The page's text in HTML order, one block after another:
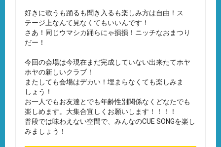
好きに歌うも踊るも聞き入るも楽しみ方は自由！ス
テージ上なんて見なくてもいいんです！
さあ！同じウマシカ踊らにゃ損損！ニッチなおまつり
だー！
今回の会場は今現在まだ完成していない出来たてホヤ
ホヤの新しいクラブ！
またしても会場はデカい！埋まらなくても楽しみま
しょう！
お一人でもお友達とでも年齢性別関係なくどなたでも
楽しめます。大集合宜しくお願いします！！！！
普段では味わえない空間で、みんなのCUE SONGを楽し
みましょう！